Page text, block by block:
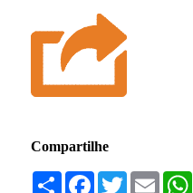
Compartilhe
Compartilhar
Facebook
TwitterEmail